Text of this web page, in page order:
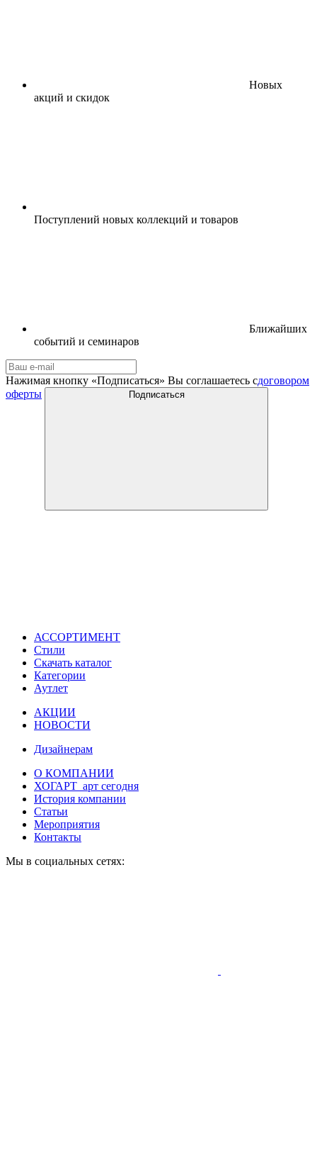
Новых
акций и скидок
Поступлений новых коллекций и товаров
Ближайших
событий и семинаров
Нажимая кнопку «Подписаться» Вы соглашаетесь сдоговором
оферты
Подписаться
АССОРТИМЕНТ
Стили
Скачать каталог
Категории
Аутлет
АКЦИИ
НОВОСТИ
Дизайнерам
О КОМПАНИИ
ХОГАРТ_арт сегодня
История компании
Статьи
Мероприятия
Контакты
Мы в социальных сетях: